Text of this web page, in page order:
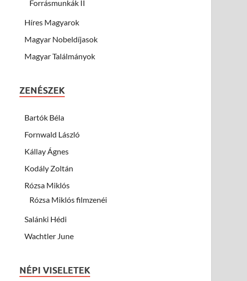
Forrásmunkák II
Híres Magyarok
Magyar Nobeldíjasok
Magyar Találmányok
ZENÉSZEK
Bartók Béla
Fornwald László
Kállay Ágnes
Kodály Zoltán
Rózsa Miklós
Rózsa Miklós filmzenéi
Salánki Hédi
Wachtler June
NÉPI VISELETEK